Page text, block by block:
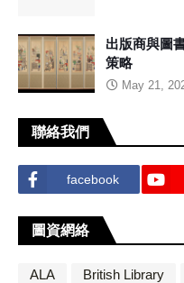
出版商與圖
策略
May 21,
聯絡我們
facebook
圖資網絡
ALA British Library